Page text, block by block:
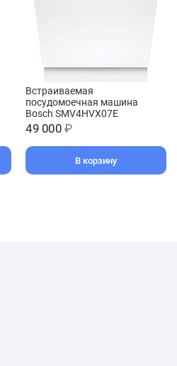
Встраиваемая
посудомоечная машина
Bosch SMV4HVX07E
49 000 ₽
В корзину